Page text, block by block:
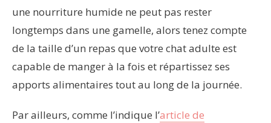
une nourriture humide ne peut pas rester
longtemps dans une gamelle, alors tenez compte
de la taille d’un repas que votre chat adulte est
capable de manger à la fois et répartissez ses
apports alimentaires tout au long de la journée.
Par ailleurs, comme l’indique l’article de